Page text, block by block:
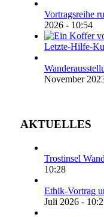
Vortragsreihe
2026 - 10:54
Letzte-Hilfe-
November
AKTUELLES
Trostinsel
10:28
Ethik-Vortrag
Juli 2026 -